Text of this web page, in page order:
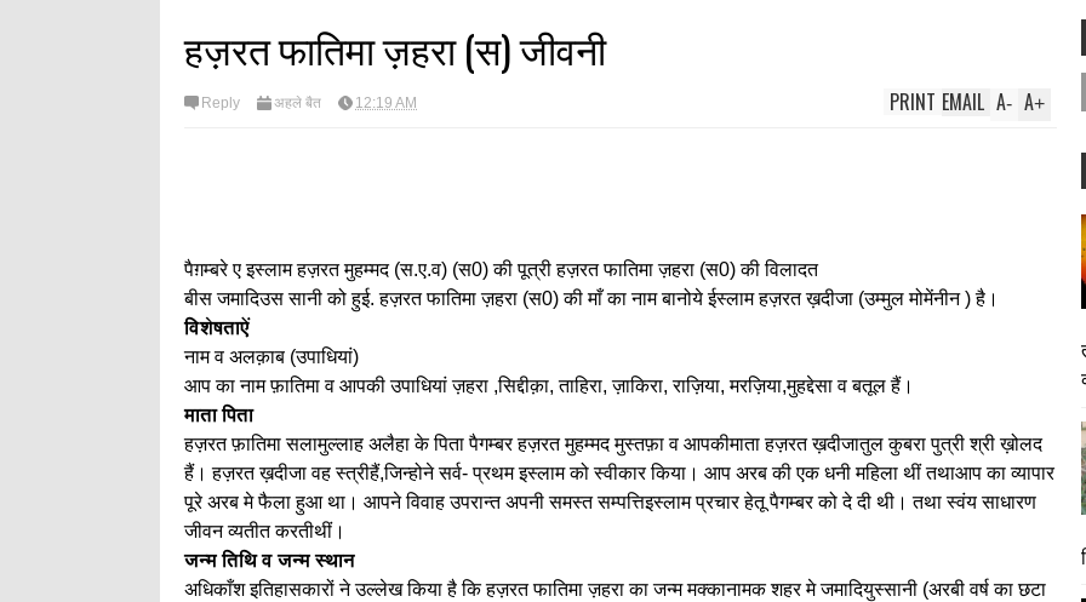
हज़रत फातिमा ज़हरा (स) जीवनी
Reply अहले बैत 12:19 AM A+
A-
EMAIL
PRINT
पैग़म्बरे ए इस्लाम हज़रत मुहम्मद (स.ए.व) (स0) की पूत्री हज़रत फातिमा ज़हरा (स0) की विलादत
बीस जमादिउस सानी को हुई. हज़रत फातिमा ज़हरा (स0) की माँ का नाम बानोये ईस्लाम हज़रत ख़दीजा (उम्मुल मोमेंनीन ) है।
विशेषताऐं
नाम व अलक़ाब (उपाधियां)
आप का नाम फ़ातिमा व आपकी उपाधियां ज़हरा ,सिद्दीक़ा, ताहिरा, ज़ाकिरा, राज़िया, मरज़िया,मुहद्देसा व बतूल हैं।
माता पिता
हज़रत फ़ातिमा सलामुल्लाह अलैहा के पिता पैगम्बर हज़रत मुहम्मद मुस्तफ़ा व आपकीमाता हज़रत ख़दीजातुल कुबरा पुत्री श्री ख़ोलद
हैं। हज़रत ख़दीजा वह स्त्रीहैं,जिन्होने सर्व- प्रथम इस्लाम को स्वीकार किया। आप अरब की एक धनी महिला थीं तथाआप का व्यापार
पूरे अरब मे फैला हुआ था। आपने विवाह उपरान्त अपनी समस्त सम्पत्तिइस्लाम प्रचार हेतू पैगम्बर को दे दी थी। तथा स्वंय साधारण
जीवन व्यतीत करतीथीं।
जन्म तिथि व जन्म स्थान
अधिकाँश इतिहासकारों ने उल्लेख किया है कि हज़रत फातिमा ज़हरा का जन्म मक्कानामक शहर मे जमादियुस्सानी (अरबी वर्ष का छटा